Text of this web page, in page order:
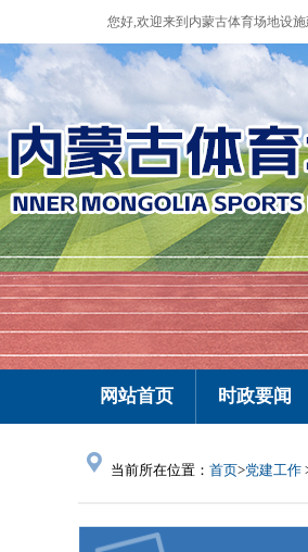
您好,欢迎来到内蒙古体育场
网站首页 时政要闻
当前所在位置： 首页>党建工作